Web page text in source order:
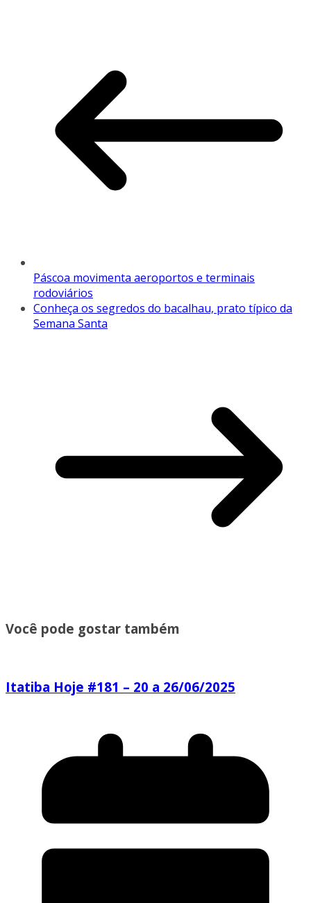
Páscoa movimenta aeroportos e terminais
rodoviários
Conheça os segredos do bacalhau, prato típico da
Semana Santa
Você pode gostar também
Itatiba Hoje #181 – 20 a 26/06/2025